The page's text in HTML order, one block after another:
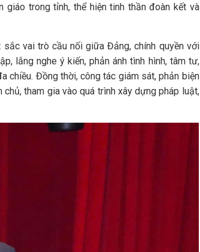
trong tỉnh, thể hiện tinh thần đoàn kết và
vai trò cầu nối giữa Đảng, chính quyền với
lắng nghe ý kiến, phản ánh tình hình, tâm tư,
chiều. Đồng thời, công tác giám sát, phản biện
tham gia vào quá trình xây dựng pháp luật,